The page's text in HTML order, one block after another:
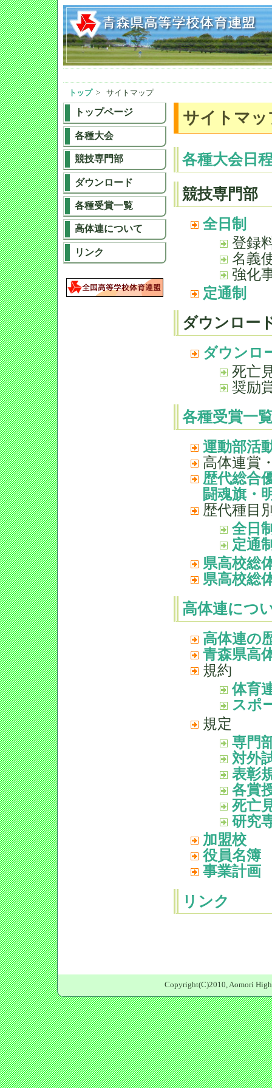
トップ > サイトマップ
サイトマッ
各種大会日
競技専門部
全日制
登録
名義
強化
定通制
ダウンロー
ダウンロ
死亡
奨励
各種受賞一
運動部活
高体連賞
歴代総合
闘魂旗・
歴代種目
全日
定通
県高校総
県高校総
高体連につ
高体連の
青森県高
規約
体育
スポ
規定
専門
対外
表彰
各賞
死亡
研究
加盟校
役員名簿
事業計画
リンク
トップページ
各種大会
競技専門部
ダウンロード
各種受賞一覧
高体連について
リンク
Copyright(C)2010, Aomori